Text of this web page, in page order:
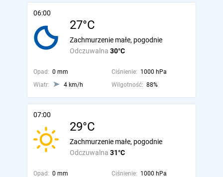
06:00
27°C
Odczuwalna 30°C
Zachmurzenie małe, pogodnie
Opad: 0 mm Ciśnienie: 1000 hPa
Wiatr:
4 km/h Wilgotność: 88%
07:00
29°C
Odczuwalna 31°C
Zachmurzenie małe, pogodnie
Opad: 0 mm Ciśnienie: 1000 hPa